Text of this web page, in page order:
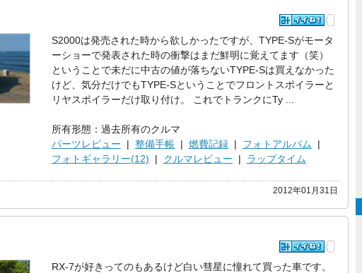
S2000は発売された時から欲しかったですが、TYPE-Sがモータ
ーショーで発表された時の衝撃はまだ鮮明に覚えてます（笑）
ということで未だに中古の値が落ちないTYPE-Sは買えなかった
けど、気分だけでもTYPE-Sということでフロントスポイラーと
リヤスポイラーだけ取り付け。 これでトランクにTy ...
所有形態：過去所有のクルマ
パーツレビュー | 整備手帳| 燃費記録| フォトアルバム
|
フォトギャラリー(12) | クルマレビュー | ラップタイム
2012年01月31日
RX-7が好きってのもあるけど白い彗星に憧れて買った車です。